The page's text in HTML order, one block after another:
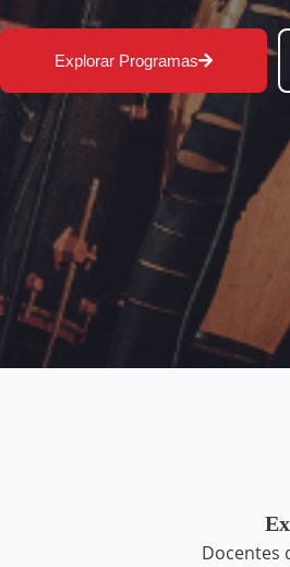
Explorar Programas
Docentes